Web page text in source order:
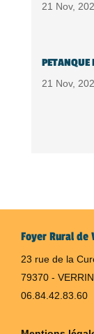
21 Nov,
PETANQUE
21 Nov,
Foyer Rural de
23 rue de la
79370 -
06.84.42.83.60